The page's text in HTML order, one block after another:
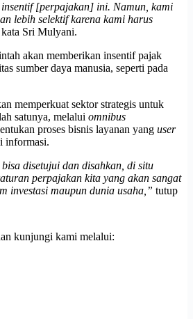
[perpajakan] ini. Namun, kami
lebih selektif karena kami harus
kata Sri Mulyani.
akan memberikan insentif pajak
sumber daya manusia, seperti pada
memperkuat sektor strategis untuk
satunya, melalui omnibus
proses bisnis layanan yang user
informasi.
disetujui dan disahkan, di situ
perpajakan kita yang akan sangat
investasi maupun dunia usaha,” tutup
kunjungi kami melalui: